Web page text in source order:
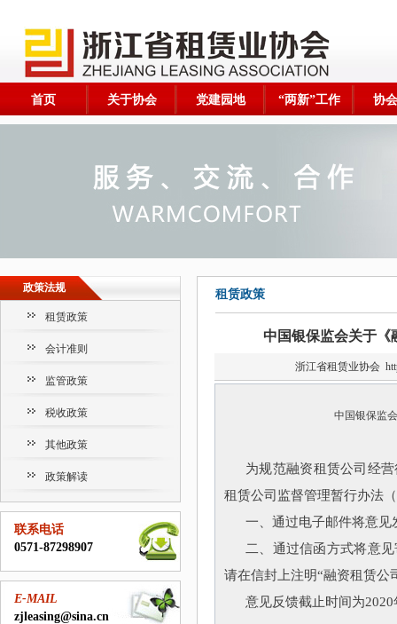
首页 关于协会 党建园地 “两新”工作 协
政策法规
租赁政策
会计准则
监管政策
税收政策
其他政策
政策解读
联系电话
0571-87298907
E-MAIL
zjleasing@sina.cn
租赁政策
中国银保监会关于《
浙江省租赁业协会
中国银保监
为规范融资租赁公司经
租赁公司监督管理暂行办法
一、通过电子邮件将意见
二、通过信函方式将意
请在信封上注明“融资租赁公
意见反馈截止时间为